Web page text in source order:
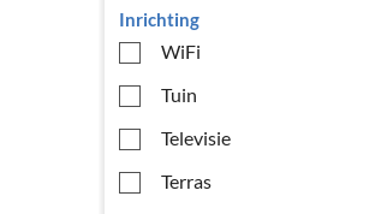
Inrichting
WiFi
Tuin
Televisie
Terras